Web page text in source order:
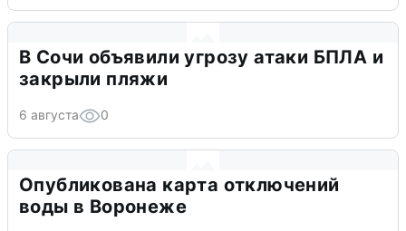
В Сочи объявили угрозу атаки БПЛА и
закрыли пляжи
6 августа 0
Опубликована карта отключений
воды в Воронеже